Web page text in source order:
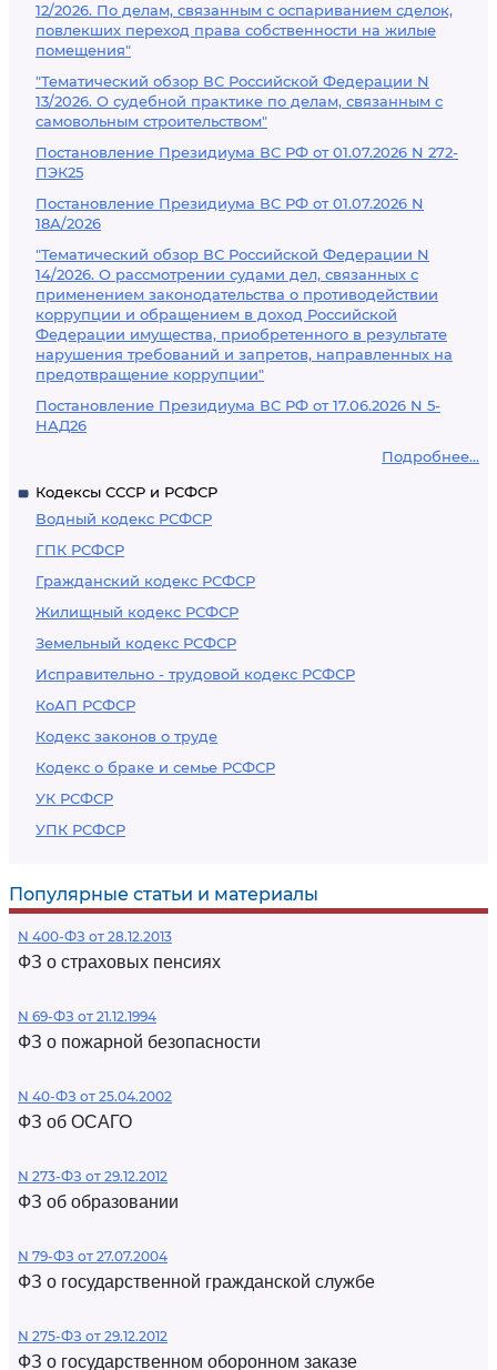
12/2026. По делам, связанным с оспариванием сделок,
повлекших переход права собственности на жилые
помещения"
"Тематический обзор ВС Российской Федерации N
13/2026. О судебной практике по делам, связанным с
самовольным строительством"
Постановление Президиума ВС РФ от 01.07.2026 N 272-
ПЭК25
Постановление Президиума ВС РФ от 01.07.2026 N
18А/2026
"Тематический обзор ВС Российской Федерации N
14/2026. О рассмотрении судами дел, связанных с
применением законодательства о противодействии
коррупции и обращением в доход Российской
Федерации имущества, приобретенного в результате
нарушения требований и запретов, направленных на
предотвращение коррупции"
Постановление Президиума ВС РФ от 17.06.2026 N 5-
НАД26
Подробнее...
Кодексы СССР и РСФСР
Водный кодекс РСФСР
ГПК РСФСР
Гражданский кодекс РСФСР
Жилищный кодекс РСФСР
Земельный кодекс РСФСР
Исправительно - трудовой кодекс РСФСР
КоАП РСФСР
Кодекс законов о труде
Кодекс о браке и семье РСФСР
УК РСФСР
УПК РСФСР
Популярные статьи и материалы
N 400-ФЗ от 28.12.2013
ФЗ о страховых пенсиях
N 69-ФЗ от 21.12.1994
ФЗ о пожарной безопасности
N 40-ФЗ от 25.04.2002
ФЗ об ОСАГО
N 273-ФЗ от 29.12.2012
ФЗ об образовании
N 79-ФЗ от 27.07.2004
ФЗ о государственной гражданской службе
N 275-ФЗ от 29.12.2012
ФЗ о государственном оборонном заказе